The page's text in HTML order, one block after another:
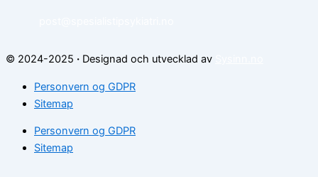
© 2024-2025 · Designad och utvecklad av
Personvern og GDPR
Sitemap
Personvern og GDPR
Sitemap